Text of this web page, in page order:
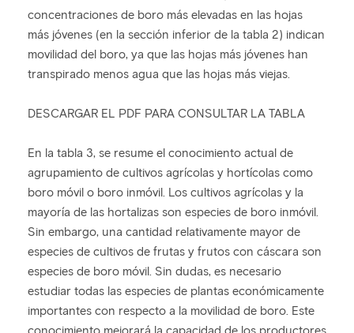
concentraciones de boro más elevadas en las hojas
más jóvenes (en la sección inferior de la tabla 2) indican
movilidad del boro, ya que las hojas más jóvenes han
transpirado menos agua que las hojas más viejas.
DESCARGAR EL PDF PARA CONSULTAR LA TABLA
En la tabla 3, se resume el conocimiento actual de
agrupamiento de cultivos agrícolas y hortícolas como
boro móvil o boro inmóvil. Los cultivos agrícolas y la
mayoría de las hortalizas son especies de boro inmóvil.
Sin embargo, una cantidad relativamente mayor de
especies de cultivos de frutas y frutos con cáscara son
especies de boro móvil. Sin dudas, es necesario
estudiar todas las especies de plantas económicamente
importantes con respecto a la movilidad de boro. Este